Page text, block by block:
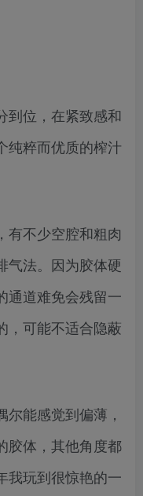
到位，在紧致感和
纯粹而优质的榨汁
有不少空腔和粗肉
气法。因为胶体硬
通道难免会残留一
，可能不适合隐蔽
能感觉到偏薄，
胶体，其他角度都
我玩到很惊艳的一